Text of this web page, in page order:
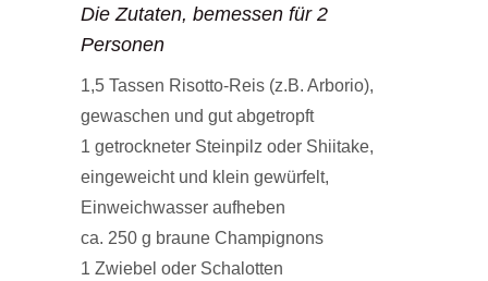
Die Zutaten, bemessen für 2
Personen
1,5 Tassen Risotto-Reis (z.B. Arborio),
gewaschen und gut abgetropft
1 getrockneter Steinpilz oder Shiitake,
eingeweicht und klein gewürfelt,
Einweichwasser aufheben
ca. 250 g braune Champignons
1 Zwiebel oder Schalotten